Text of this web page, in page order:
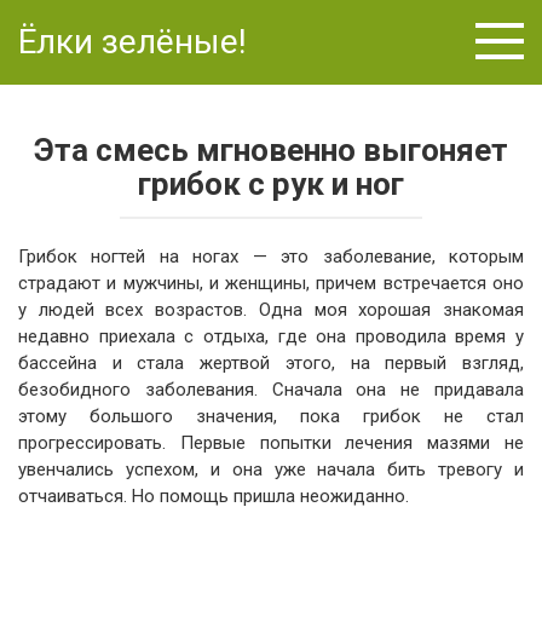
Ёлки зелёные!
Эта смесь мгновенно выгоняет
грибок с рук и ног
Грибок ногтей на ногах — это заболевание, которым
страдают и мужчины, и женщины, причем встречается оно
у людей всех возрастов. Одна моя хорошая знакомая
недавно приехала с отдыха, где она проводила время у
бассейна и стала жертвой этого, на первый взгляд,
безобидного заболевания. Сначала она не придавала
этому большого значения, пока грибок не стал
прогрессировать. Первые попытки лечения мазями не
увенчались успехом, и она уже начала бить тревогу и
отчаиваться. Но помощь пришла неожиданно.